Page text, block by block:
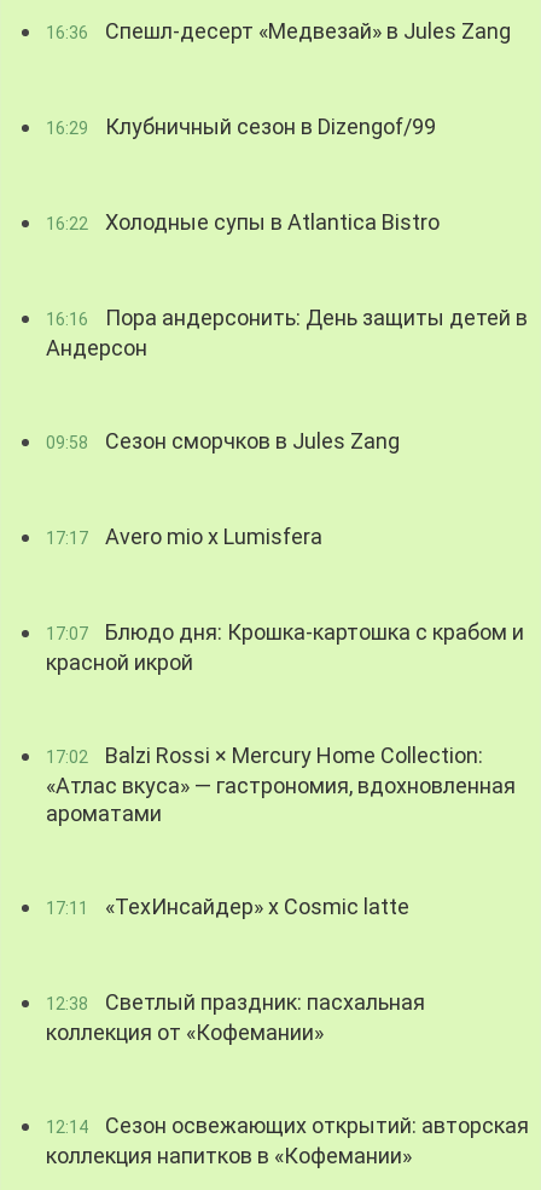
16:36 Спешл-десерт «Медвезай» в Jules Zang
16:29 Клубничный сезон в Dizengof/99
16:22 Холодные супы в Atlantica Bistro
16:16
Пора андерсонить: День защиты детей в
Андерсон
09:58 Сезон сморчков в Jules Zang
17:17 Avero mio x Lumisfera
17:07
Блюдо дня: Крошка-картошка с крабом и
красной икрой
17:02
Balzi Rossi × Mercury Home Collection:
«Атлас вкуса» — гастрономия, вдохновленная
ароматами
17:11 «ТехИнсайдер» х Cosmic latte
12:38
Светлый праздник: пасхальная
коллекция от «Кофемании»
12:14
Сезон освежающих открытий: авторская
коллекция напитков в «Кофемании»